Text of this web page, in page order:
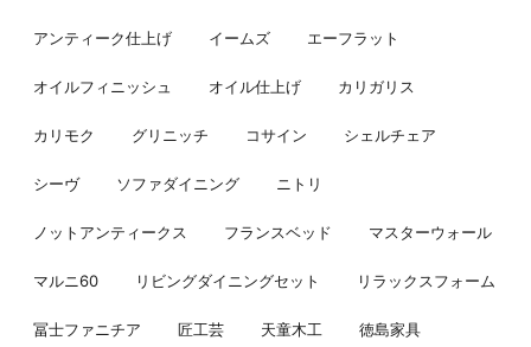
アンティーク仕上げ イームズ エーフラット
オイルフィニッシュ オイル仕上げ カリガリス
カリモク グリニッチ コサイン シェルチェア
シーヴ ソファダイニング ニトリ
ノットアンティークス フランスベッド マスターウォール
マルニ60 リビングダイニングセット リラックスフォーム
冨士ファニチア 匠工芸 天童木工 徳島家具